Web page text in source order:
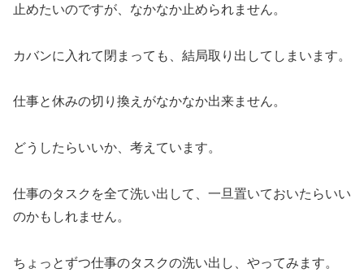
止めたいのですが、なかなか止められません。
カバンに入れて閉まっても、結局取り出してしまいます。
仕事と休みの切り換えがなかなか出来ません。
どうしたらいいか、考えています。
仕事のタスクを全て洗い出して、一旦置いておいたらいい
のかもしれません。
ちょっとずつ仕事のタスクの洗い出し、やってみます。